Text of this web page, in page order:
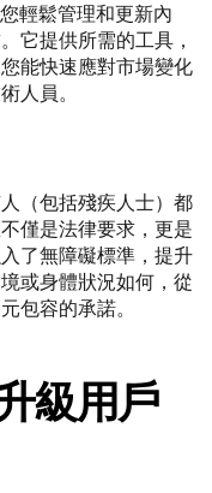
輕鬆管理和更新內
它提供所需的工具，
能快速應對市場變化
人員。
（包括殘疾人士）都
僅是法律要求，更是
了無障礙標準，提升
或身體狀況如何，從
包容的承諾。
級用戶